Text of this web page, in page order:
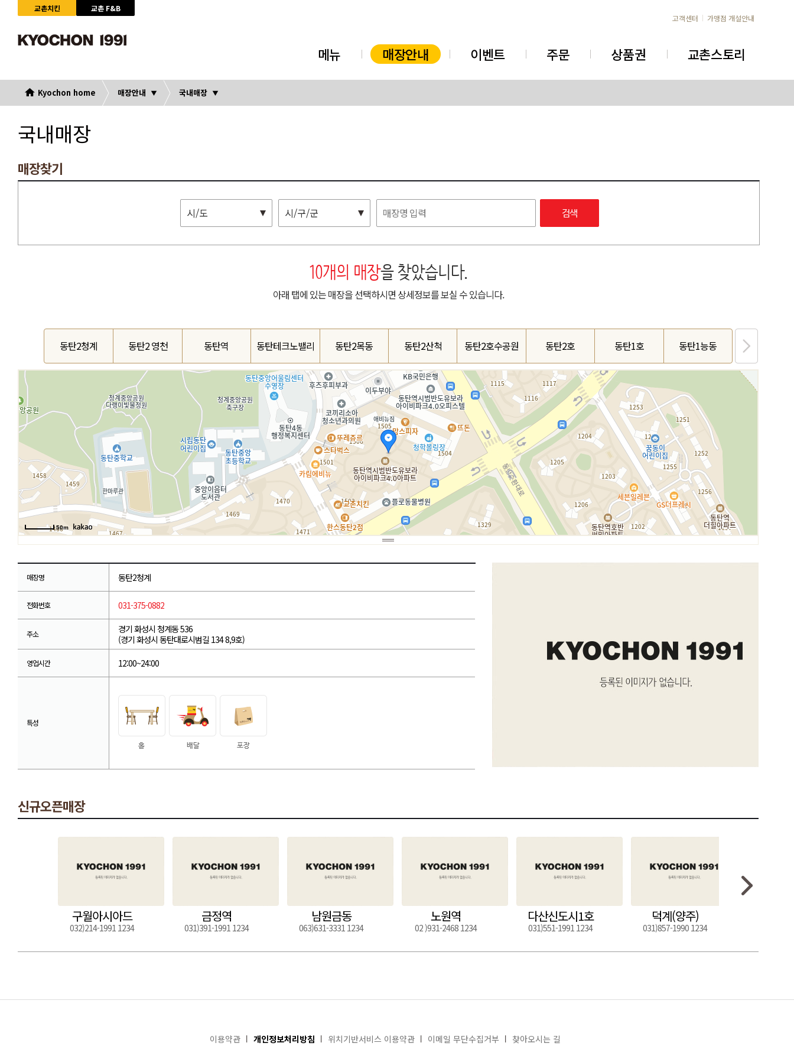
교촌치킨
교촌 F&B
고객센터
가맹점 개설안내
메뉴 매장안내 이벤트 주문 상품권 교촌스토리
Kyochon home 매장안내 국내매장
국내매장
매장찾기
시/도 시/구/군 검색
10개의 매장을 찾았습니다.
아래 탭에 있는 매장을 선택하시면 상세정보를 보실 수 있습니다.
동탄2청계 동탄2 영천 동탄역 동탄테크노밸리 동탄2목동 동탄2산척 동탄2호수공원 동탄2호 동탄1호 동탄1능동
50m
매장명 동탄2청계
전화번호 031-375-0882
주소
경기 화성시 청계동 536
(경기 화성시 동탄대로시범길 134 8,9호)
영업시간 12:00~24:00
특성
신규오픈매장
구월아시아드
032)214-1991 1234
금정역
031)391-1991 1234
남원금동
063)631-3331 1234
노원역
02 )931-2468 1234
다산신도시1호
031)551-1991 1234
덕계(양주)
031)857-1990 1234
이용약관 개인정보처리방침 위치기반서비스 이용약관 이메일 무단수집거부 찾아오시는 길